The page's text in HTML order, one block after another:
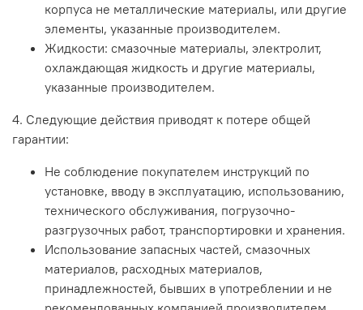
корпуса не металлические материалы, или другие
элементы, указанные производителем.
Жидкости: смазочные материалы, электролит,
охлаждающая жидкость и другие материалы,
указанные производителем.
4. Следующие действия приводят к потере общей
гарантии:
Не соблюдение покупателем инструкций по
установке, вводу в эксплуатацию, использованию,
технического обслуживания, погрузочно-
разгрузочных работ, транспортировки и хранения.
Использование запасных частей, смазочных
материалов, расходных материалов,
принадлежностей, бывших в употреблении и не